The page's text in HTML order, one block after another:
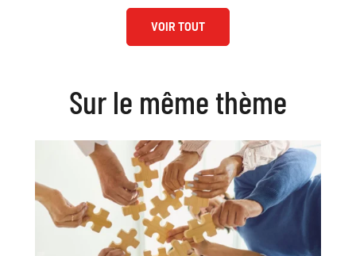
VOIR TOUT
Sur le même thème